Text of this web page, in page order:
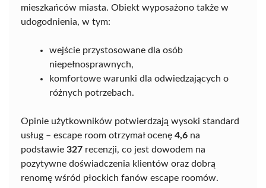
mieszkańców miasta. Obiekt wyposażono także w
udogodnienia, w tym:
wejście przystosowane dla osób
niepełnosprawnych,
komfortowe warunki dla odwiedzających o
różnych potrzebach.
Opinie użytkowników potwierdzają wysoki standard
usług – escape room otrzymał ocenę 4,6 na
podstawie 327 recenzji, co jest dowodem na
pozytywne doświadczenia klientów oraz dobrą
renomę wśród płockich fanów escape roomów.